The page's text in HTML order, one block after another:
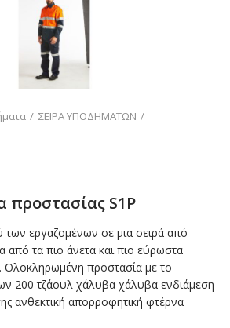
ΣΕΙΡΑ ΥΠΟΔΗΜΑΤΩΝ
S1P
των εργαζομένων σε μια σειρά από
από τα πιο άνετα και πιο εύρωστα
Ολοκληρωμένη προστασία με το
200 τζάουλ χάλυβα χάλυβα ενδιάμεση
ανθεκτική απορροφητική φτέρνα